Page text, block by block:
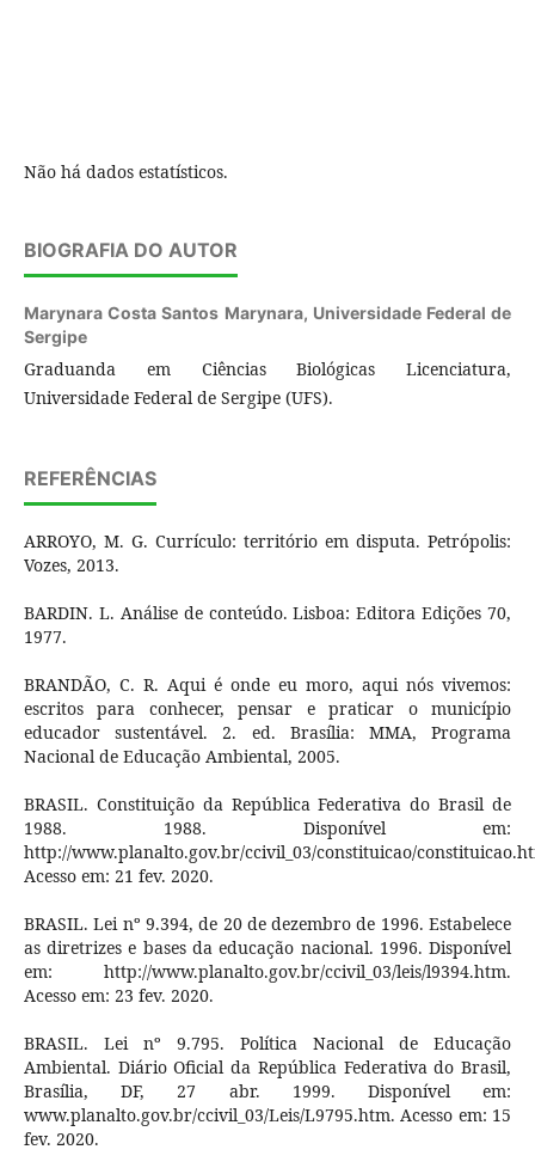
Não há dados estatísticos.
BIOGRAFIA DO AUTOR
Marynara Costa Santos Marynara, Universidade Federal de
Sergipe
Graduanda em Ciências Biológicas Licenciatura,
Universidade Federal de Sergipe (UFS).
REFERÊNCIAS
ARROYO, M. G. Currículo: território em disputa. Petrópolis:
Vozes, 2013.
BARDIN. L. Análise de conteúdo. Lisboa: Editora Edições 70,
1977.
BRANDÃO, C. R. Aqui é onde eu moro, aqui nós vivemos:
escritos para conhecer, pensar e praticar o município
educador sustentável. 2. ed. Brasília: MMA, Programa
Nacional de Educação Ambiental, 2005.
BRASIL. Constituição da República Federativa do Brasil de
1988. 1988. Disponível em:
http://www.planalto.gov.br/ccivil_03/constituicao/
Acesso em: 21 fev. 2020.
BRASIL. Lei nº 9.394, de 20 de dezembro de 1996. Estabelece
as diretrizes e bases da educação nacional. 1996. Disponível
em: http://www.planalto.gov.br/ccivil_03/leis/l9394.htm.
Acesso em: 23 fev. 2020.
BRASIL. Lei nº 9.795. Política Nacional de Educação
Ambiental. Diário Oficial da República Federativa do Brasil,
Brasília, DF, 27 abr. 1999. Disponível em:
www.planalto.gov.br/ccivil_03/Leis/L9795.htm. Acesso em: 15
fev. 2020.